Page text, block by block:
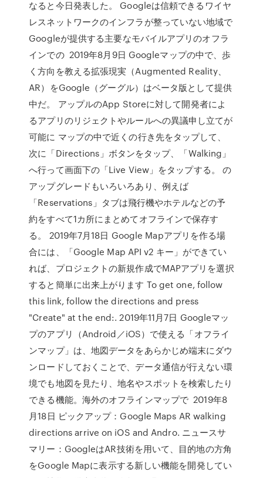
なると今日発表した。 Googleは信頼できるワイヤ
レスネットワークのインフラが整っていない地域で
Googleが提供する主要なモバイルアプリのオフラ
インでの 2019年8月9日 Googleマップの中で、歩
く方向を教える拡張現実（Augmented Reality、
AR）をGoogle（グーグル）はベータ版として提供
中だ。 アップルのApp Storeに対して開発者によ
るアプリのリジェクトやルールへの異議申し立てが
可能に マップの中で近くの行き先をタップして、
次に「Directions」ボタンをタップ、「Walking」
へ行って画面下の「Live View」をタップする。 の
アップグレードもいろいろあり、例えば
「Reservations」タブは飛行機やホテルなどの予
約をすべて1カ所にまとめてオフラインで保存す
る。 2019年7月18日 Google Mapアプリを作る場
合には、「Google Map API v2 キー」ができてい
れば、プロジェクトの新規作成でMAPアプリを選択
すると簡単に出来上がります To get one, follow
this link, follow the directions and press
"Create" at the end:. 2019年11月7日 Googleマッ
プのアプリ（Android／iOS）で使える「オフライ
ンマップ」は、地図データをあらかじめ端末にダウ
ンロードしておくことで、データ通信が行えない環
境でも地図を見たり、地名やスポットを検索したり
できる機能。海外のオフラインマップで 2019年8
月18日 ピックアップ：Google Maps AR walking
directions arrive on iOS and Andro. ニュースサ
マリー：GoogleはAR技術を用いて、目的地の方角
をGoogle Mapに表示する新しい機能を開発してい